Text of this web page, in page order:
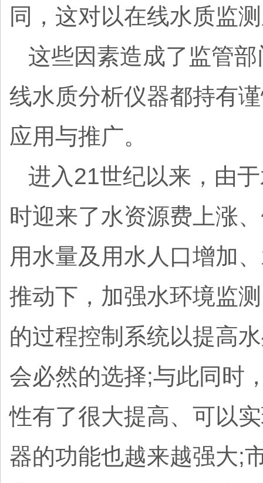
同，这对以在线水质监
这些因素造成了监管
线水质分析仪器都持有
应用与推广。
进入21世纪以来，由
时迎来了水资源费上涨
用水量及用水人口增加
推动下，加强水环境监
的过程控制系统以提高
会必然的选择;与此同时
性有了很大提高、可以
器的功能也越来越强大;